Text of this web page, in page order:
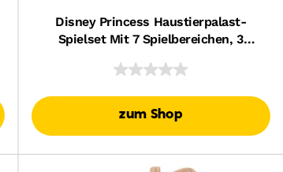
Disney Princess Haustierpalast-
Spielset Mit 7 Spielbereichen, 3
Zubehörteilen
zum Shop